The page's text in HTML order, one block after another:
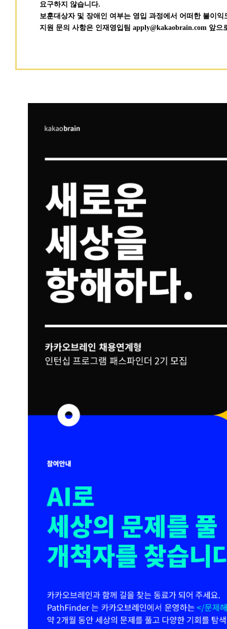
요구하지 않습니다.
보훈대상자 및 장애인 여부는 영입 과정에서 어떠한 불이익
지원 문의 사항은 인재영입팀 apply@kakaobrain.com 앞으